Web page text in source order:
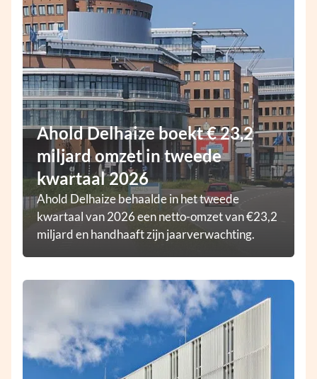
Ahold Delhaize boekt € 23,2
miljard omzet in tweede
kwartaal 2026
Ahold Delhaize behaalde in het tweede
kwartaal van 2026 een netto-omzet van €23,2
miljard en handhaaft zijn jaarverwachting.